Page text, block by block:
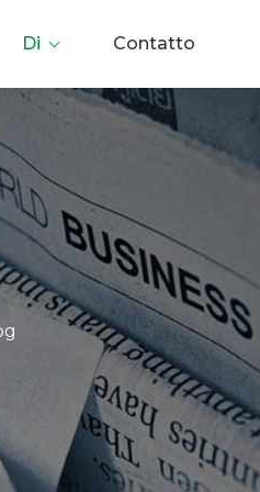
Di Contatto